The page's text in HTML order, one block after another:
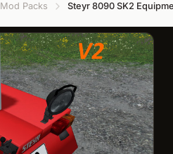
Mod Packs Steyr 8090 SK2